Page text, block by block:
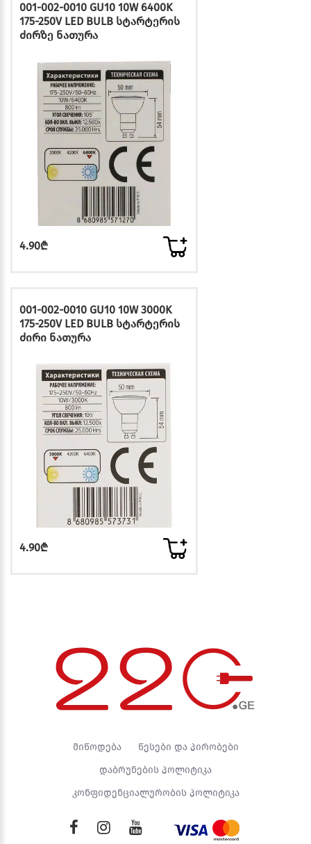
001-002-0010 GU10 10W 6400K
175-250V LED BULB სტარტერის
ძირზე ნათურა
4.90₾
001-002-0010 GU10 10W 3000K
175-250V LED BULB სტარტერის
ძირი ნათურა
4.90₾
მიწოდება
წესები და პირობები
დაბრუნების პოლიტიკა
კონფიდენციალურობის პოლიტიკა